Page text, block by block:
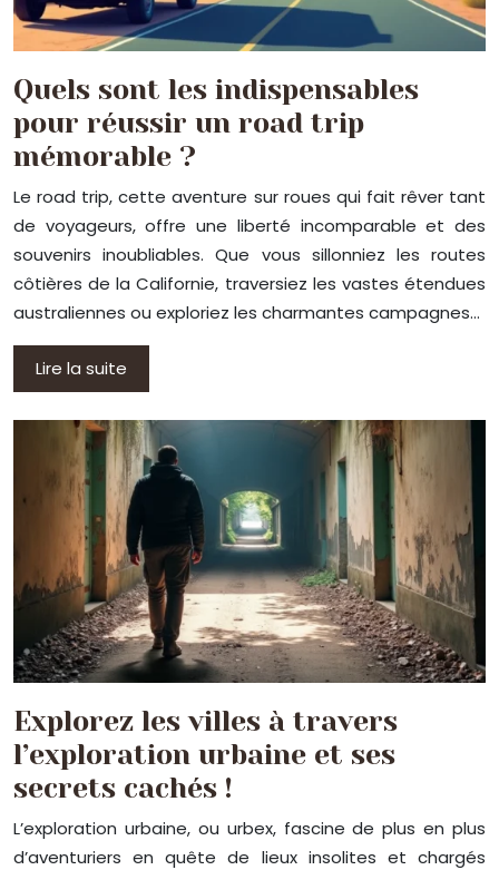
Quels sont les indispensables
pour réussir un road trip
mémorable ?
Le road trip, cette aventure sur roues qui fait rêver tant
de voyageurs, offre une liberté incomparable et des
souvenirs inoubliables. Que vous sillonniez les routes
côtières de la Californie, traversiez les vastes étendues
australiennes ou exploriez les charmantes campagnes…
Lire la suite
Explorez les villes à travers
l’exploration urbaine et ses
secrets cachés !
L’exploration urbaine, ou urbex, fascine de plus en plus
d’aventuriers en quête de lieux insolites et chargés